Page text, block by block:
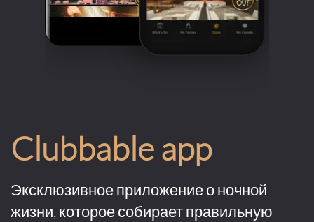
Clubbable app
Эксклюзивное приложение о ночной
жизни, которое собирает правильную